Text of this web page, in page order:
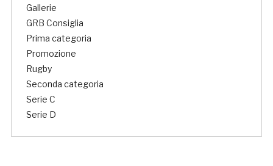
Gallerie
GRB Consiglia
Prima categoria
Promozione
Rugby
Seconda categoria
Serie C
Serie D